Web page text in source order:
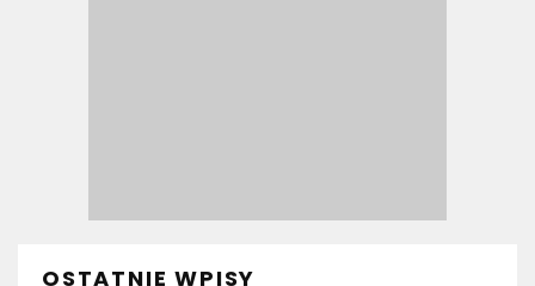
OSTATNIE WPISY